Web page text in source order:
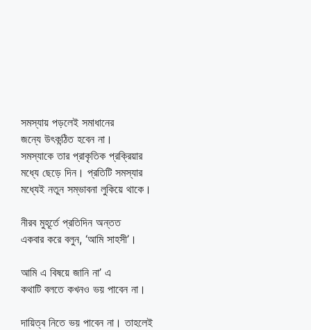
সমস্যায় পড়লেই সমাধানের
জন্যে উৎকন্ঠিত হবেন না।
সমস্যাকে তার প্রাকৃতিক প্রক্রিয়ার
মধ্যে ছেড়ে দিন। প্রতিটি সমস্যার
মধ্যেই নতুন সম্ভাবনা লুকিয়ে থাকে।
নীরব মুহূর্তে প্রতিদিন অন্তত
একবার করে বলুন, ‘আমি সাহসী’।
আমি এ বিষয়ে জানি না’ এ
কথাটি বলতে কখনও ভয় পাবেন না।
দায়িত্ব নিতে ভয় পাবেন না। তাহলেই